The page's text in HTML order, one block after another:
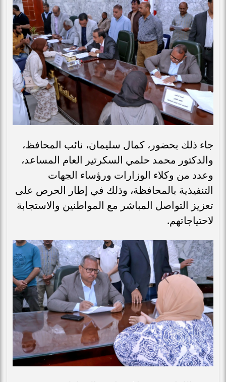
جاء ذلك بحضور، كمال سليمان، نائب المحافظ،
والدكتور محمد حلمي السكرتير العام المساعد،
وعدد من وكلاء الوزارات ورؤساء الجهات
التنفيذية بالمحافظة، وذلك في إطار الحرص على
تعزيز التواصل المباشر مع المواطنين والاستجابة
لاحتياجاتهم.